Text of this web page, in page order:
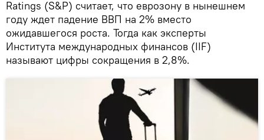
Ratings (S&P) считает, что еврозону в нынешнем
году ждет падение ВВП на 2% вместо
ожидавшегося роста. Тогда как эксперты
Института международных финансов (IIF)
называют цифры сокращения в 2,8%.